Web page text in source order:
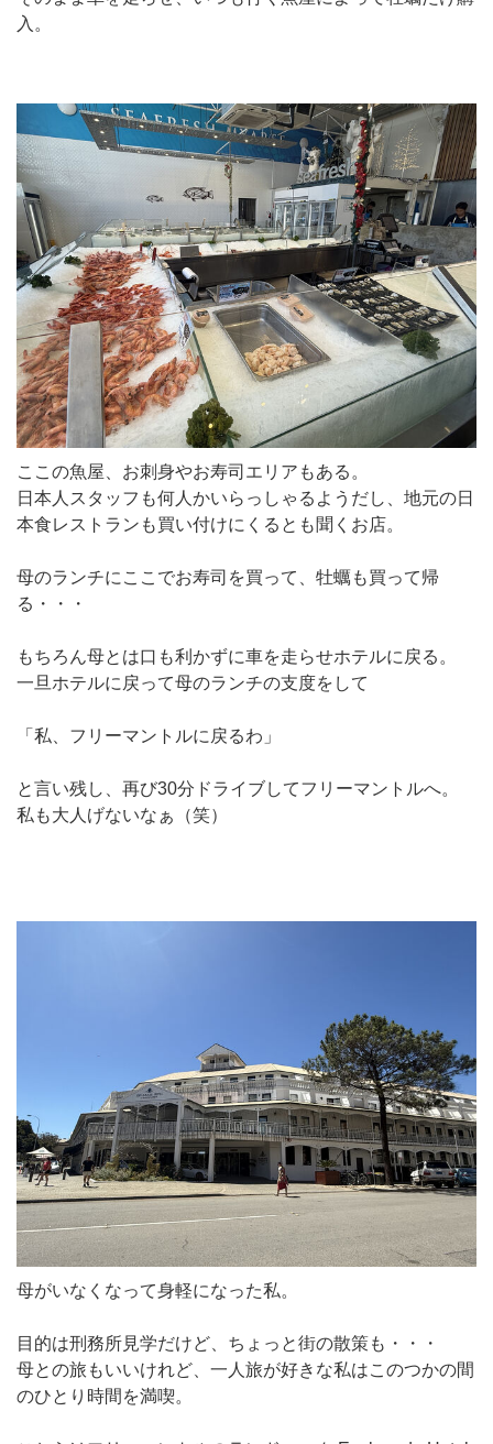
入。
ここの魚屋、お刺身やお寿司エリアもある。
日本人スタッフも何人かいらっしゃるようだし、地元の日
本食レストランも買い付けにくるとも聞くお店。
母のランチにここでお寿司を買って、牡蠣も買って帰
る・・・
もちろん母とは口も利かずに車を走らせホテルに戻る。
一旦ホテルに戻って母のランチの支度をして
「私、フリーマントルに戻るわ」
と言い残し、再び30分ドライブしてフリーマントルへ。
私も大人げないなぁ（笑）
母がいなくなって身軽になった私。
目的は刑務所見学だけど、ちょっと街の散策も・・・
母との旅もいいけれど、一人旅が好きな私はこのつかの間
のひとり時間を満喫。